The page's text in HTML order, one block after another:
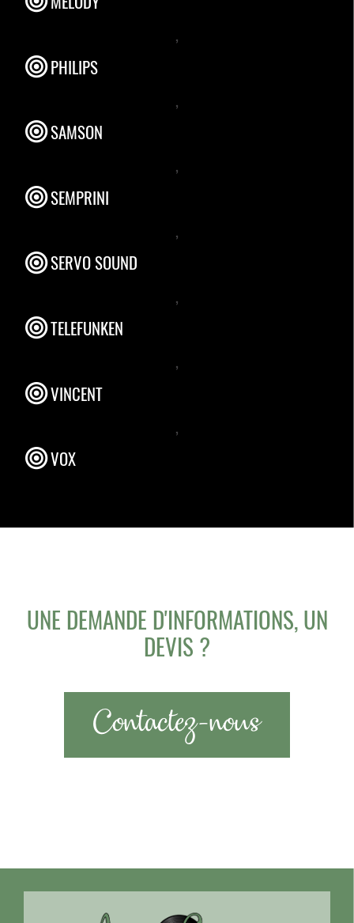
,
PHILIPS
,
SAMSON
,
SEMPRINI
,
SERVO SOUND
,
TELEFUNKEN
,
VINCENT
,
VOX
UNE DEMANDE D'INFORMATIONS, UN
DEVIS ?
Contactez-nous